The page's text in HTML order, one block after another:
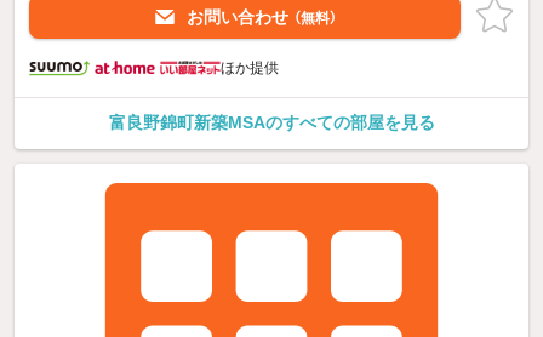
お問い合わせ （無料）
ほか提供
富良野錦町新築MSAのすべての部屋を見る